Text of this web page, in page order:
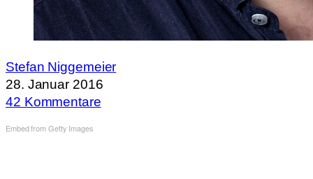
Stefan Niggemeier
28. Januar 2016
42 Kommentare
Embed from Getty Images